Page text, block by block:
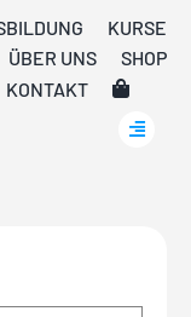
KURSE
ÜBER UNS
SHOP
KONTAKT